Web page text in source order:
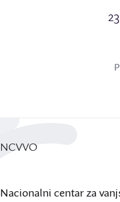
NCVVO
Nacionalni centar za